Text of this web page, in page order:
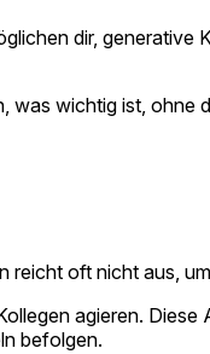
dir, generative
wichtig ist, ohne
reicht oft nicht aus,
agieren.
befolgen.